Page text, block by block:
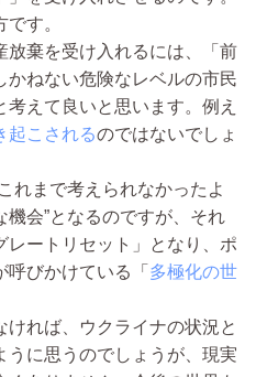
す。
棄を受け入れるには、「前
ねない危険なレベルの市民
えて良いと思います。例え
起こされるのではないでしょ
れまで考えられなかったよ
機会”となるのですが、それ
レートリセット」となり、ポ
びかけている「 多極化の世
れば、ウクライナの状況と
うに思うのでしょうが、現実